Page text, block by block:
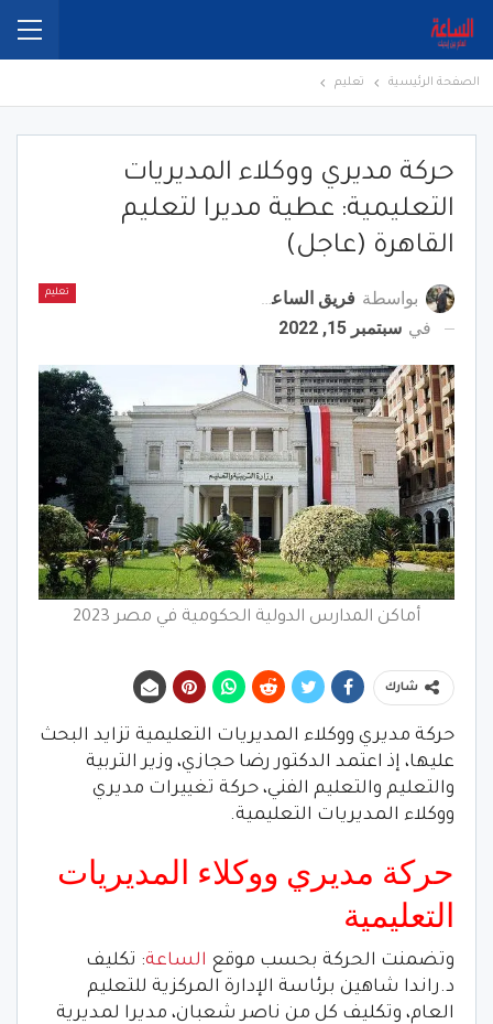
الصفحة الرئيسية تعليم
حركة مديري ووكلاء المديريات
التعليمية: عطية مديرا لتعليم
القاهرة (عاجل)
تعليم بواسطة فريق الساعة برس
في سبتمبر 15, 2022
أماكن المدارس الدولية الحكومية في مصر 2023
شارك
حركة مديري ووكلاء المديريات التعليمية تزايد البحث
عليها، إذ اعتمد الدكتور رضا حجازي، وزير التربية
والتعليم والتعليم الفني، حركة تغييرات مديري
ووكلاء المديريات التعليمية.
حركة مديري ووكلاء المديريات
التعليمية
وتضمنت الحركة بحسب موقع الساعة: تكليف
د.راندا شاهين برئاسة الإدارة المركزية للتعليم
العام، وتكليف كل من ناصر شعبان، مديرا لمديرية